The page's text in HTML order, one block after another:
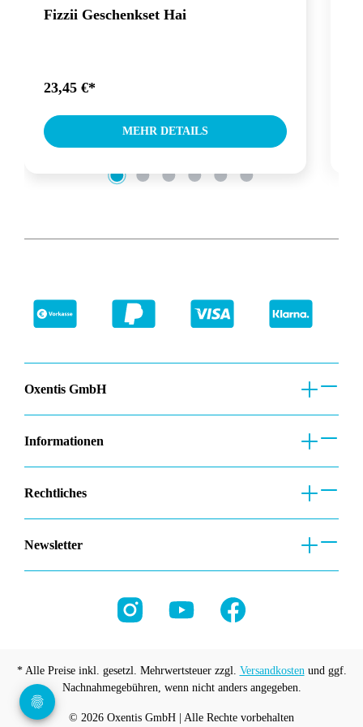
Fizzii Geschenkset Hai
23,45 €*
MEHR DETAILS
Oxentis GmbH
Informationen
Rechtliches
Newsletter
* Alle Preise inkl. gesetzl. Mehrwertsteuer zzgl. Versandkostenund ggf.
Nachnahmegebühren, wenn nicht anders angegeben.
© 2026 Oxentis GmbH | Alle Rechte vorbehalten